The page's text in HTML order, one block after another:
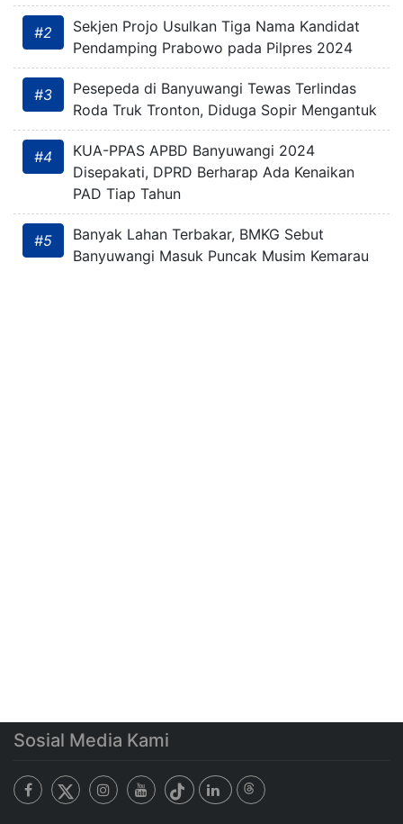
#2
Sekjen Projo Usulkan Tiga Nama Kandidat
Pendamping Prabowo pada Pilpres 2024
#3
Pesepeda di Banyuwangi Tewas Terlindas
Roda Truk Tronton, Diduga Sopir Mengantuk
#4
KUA-PPAS APBD Banyuwangi 2024
Disepakati, DPRD Berharap Ada Kenaikan
PAD Tiap Tahun
#5
Banyak Lahan Terbakar, BMKG Sebut
Banyuwangi Masuk Puncak Musim Kemarau
Sosial Media Kami